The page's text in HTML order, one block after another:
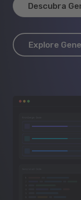
Descubra
Explore